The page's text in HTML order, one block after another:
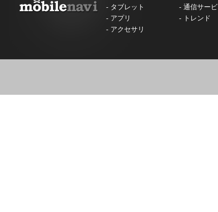
- タブレット - 通信サー
- アプリ -
トレンド
- アクセサリ